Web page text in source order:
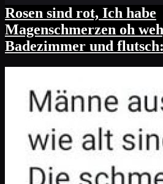
Rosen sind rot, Ich habe
Magenschmerzen oh
Badezimmer und flutsch: